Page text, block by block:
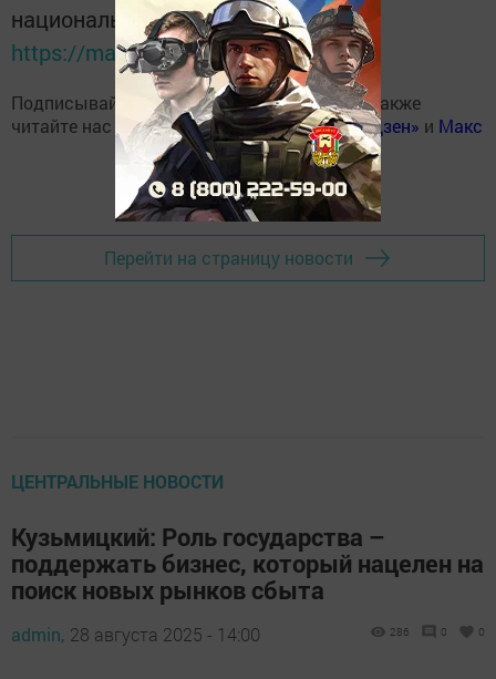
национальном мессенджере MАХ:
https://max.ru/tatmedia
Подписывайтесь на нашTelegram-канал, а также
читайте нас
Вконтакте,Одноклассниках,«Дзен» и Макс
Перейти на страницу новости
ЦЕНТРАЛЬНЫЕ НОВОСТИ
Кузьмицкий: Роль государства –
поддержать бизнес, который нацелен на
поиск новых рынков сбыта
admin, 28 августа 2025 - 14:00 286 0 0